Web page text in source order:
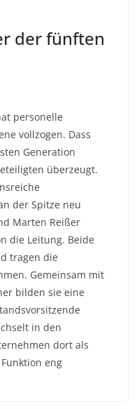
der fünften
personelle
vollzogen. Dass
Generation
überzeugt.
der Spitze neu
Marten Reißer
die Leitung. Beide
tragen die
Gemeinsam mit
bilden sie eine
in den
dort als
eng